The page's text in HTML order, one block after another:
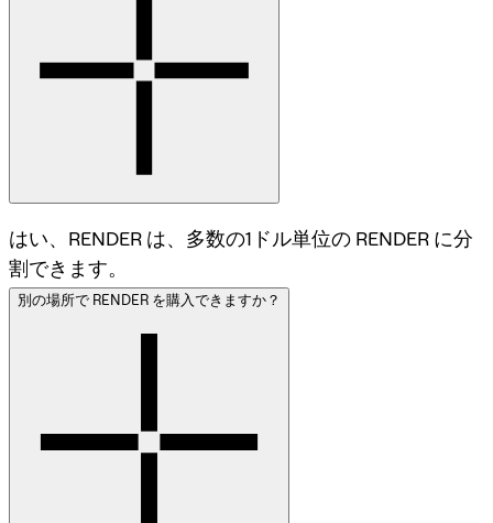
はい、RENDER は、多数の1ドル単位の RENDER に分
割できます。
別の場所で RENDER を購入できますか？